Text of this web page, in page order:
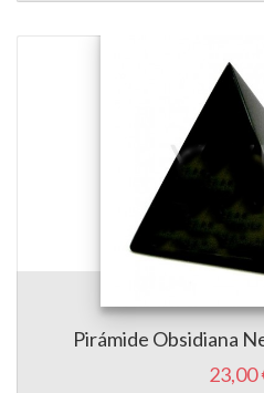
Pirámide Obsidiana
23,00